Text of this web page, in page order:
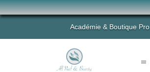
Académie & Boutique Pro